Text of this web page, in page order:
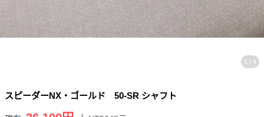
1 / 4
スピーダーNX・ゴールド 50-SR シャフト